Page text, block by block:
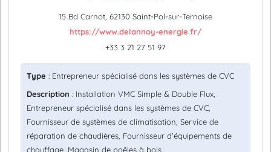
15 Bd Carnot, 62130 Saint-Pol-sur-Ternoise
https://www.delannoy-energie.fr/
+33 3 21 27 51 97
Type : Entrepreneur spécialisé dans les systèmes de CVC
Description : Installation VMC Simple & Double Flux,
Entrepreneur spécialisé dans les systèmes de CVC,
Fournisseur de systèmes de climatisation, Service de
réparation de chaudières, Fournisseur d'équipements de
chauffage, Magasin de poêles à bois